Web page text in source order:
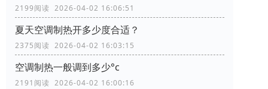
2199阅读 2026-04-02 16:06:51
夏天空调制热开多少度合适？
2375阅读 2026-04-02 16:03:15
空调制热一般调到多少°c
2191阅读 2026-04-02 16:00:16